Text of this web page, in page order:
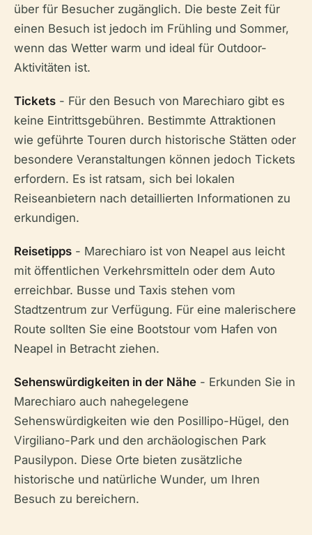
über für Besucher zugänglich. Die beste Zeit für
einen Besuch ist jedoch im Frühling und Sommer,
wenn das Wetter warm und ideal für Outdoor-
Aktivitäten ist.
Tickets - Für den Besuch von Marechiaro gibt es
keine Eintrittsgebühren. Bestimmte Attraktionen
wie geführte Touren durch historische Stätten oder
besondere Veranstaltungen können jedoch Tickets
erfordern. Es ist ratsam, sich bei lokalen
Reiseanbietern nach detaillierten Informationen zu
erkundigen.
Reisetipps - Marechiaro ist von Neapel aus leicht
mit öffentlichen Verkehrsmitteln oder dem Auto
erreichbar. Busse und Taxis stehen vom
Stadtzentrum zur Verfügung. Für eine malerischere
Route sollten Sie eine Bootstour vom Hafen von
Neapel in Betracht ziehen.
Sehenswürdigkeiten in der Nähe - Erkunden Sie in
Marechiaro auch nahegelegene
Sehenswürdigkeiten wie den Posillipo-Hügel, den
Virgiliano-Park und den archäologischen Park
Pausilypon. Diese Orte bieten zusätzliche
historische und natürliche Wunder, um Ihren
Besuch zu bereichern.